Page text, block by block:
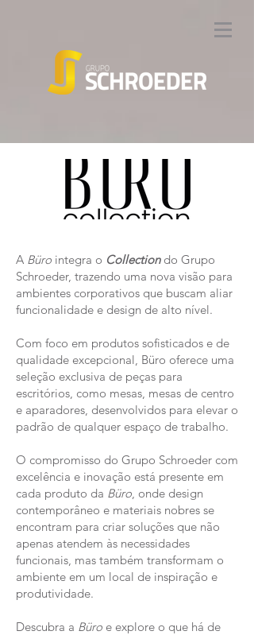
A Büro integra o Collectiondo Grupo
Schroeder, trazendo uma nova visão para
ambientes corporativos que buscam aliar
funcionalidade e design de alto nível.
Com foco em produtos sofisticados e de
qualidade excepcional, Büro oferece uma
seleção exclusiva de peças para
escritórios, como mesas, mesas de centro
e aparadores, desenvolvidos para elevar o
padrão de qualquer espaço de trabalho.
O compromisso do Grupo Schroeder com
excelência e inovação está presente em
cada produto da Büro, onde design
contemporâneo e materiais nobres se
encontram para criar soluções que não
apenas atendem às necessidades
funcionais, mas também transformam o
ambiente em um local de inspiração e
produtividade.
Descubra a Büro e explore o que há de